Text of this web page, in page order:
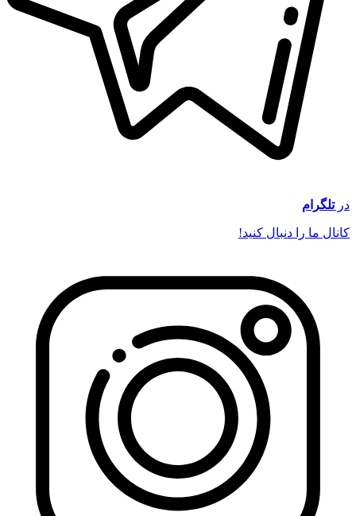
درتلگرام
کانال ما را دنبال کنید!